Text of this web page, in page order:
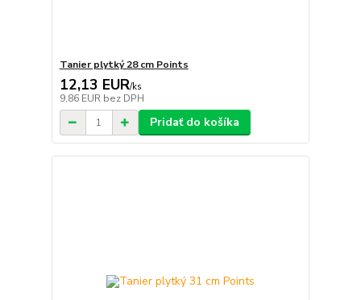
Tanier plytký 28 cm Points
12,13 EUR/ks
9,86 EUR bez DPH
Pridať do košíka